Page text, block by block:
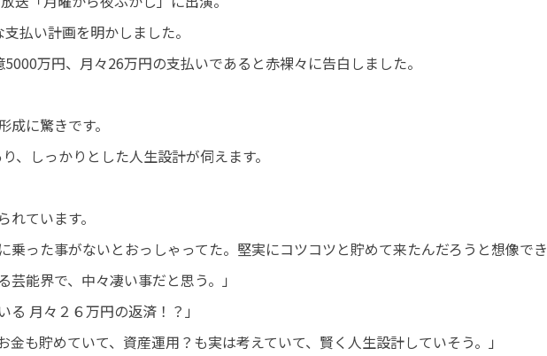
払い計画を明かしました。
万円、月々26万円の支払いであると赤裸々に告白しました。
に驚きです。
、しっかりとした人生設計が伺えます。
ています。
乗った事がないとおっしゃってた。堅実にコツコツと貯めて来たんだろうと想像でき
能界で、中々凄い事だと思う。」
る 月々２６万円の返済！？」
金も貯めていて、資産運用？も実は考えていて、賢く人生設計していそう。」